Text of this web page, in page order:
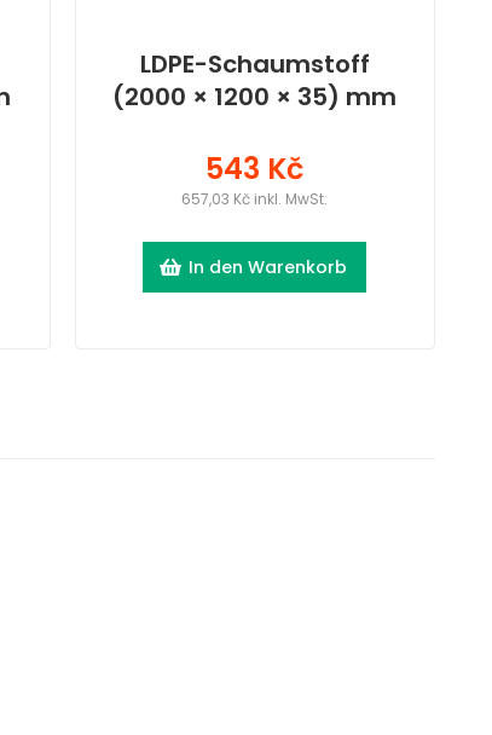
LDPE-Schaumstoff
(2000 × 1200 × 35) mm
543 Kč
657,03 Kč inkl. MwSt.
In den Warenkorb